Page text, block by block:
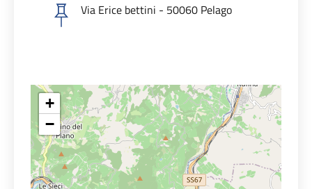
Via Erice bettini - 50060 Pelago
+
−